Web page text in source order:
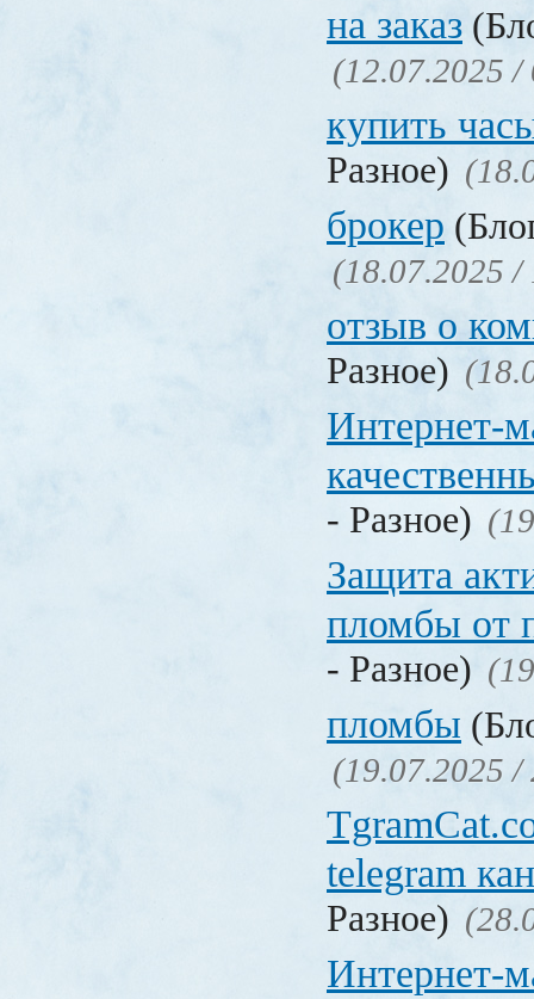
на заказ
(12.07.2025 /
купить
Разное)
брокер
(18.07.2025 /
отзыв о
Разное)
Интернет-
- Разное)
Защита
пломбы от
- Разное)
пломбы
(19.07.2025 /
telegram
Разное)
Интернет-